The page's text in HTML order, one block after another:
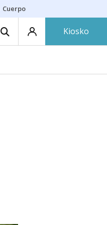
Cuerpo ría
Kiosko